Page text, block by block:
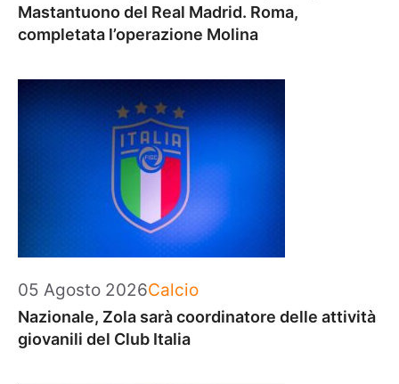
Mastantuono del Real Madrid. Roma,
completata l’operazione Molina
05 Agosto 2026Categorie
Calcio
Nazionale, Zola sarà coordinatore delle attività
giovanili del Club Italia